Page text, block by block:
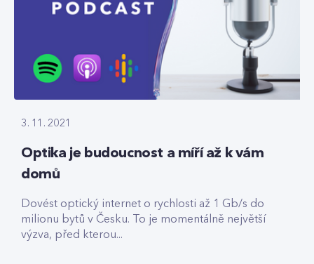
3. 11. 2021
Optika je budoucnost a míří až k vám
domů
Dovést optický internet o rychlosti až 1 Gb/s do
milionu bytů v Česku. To je momentálně největší
výzva, před kterou...